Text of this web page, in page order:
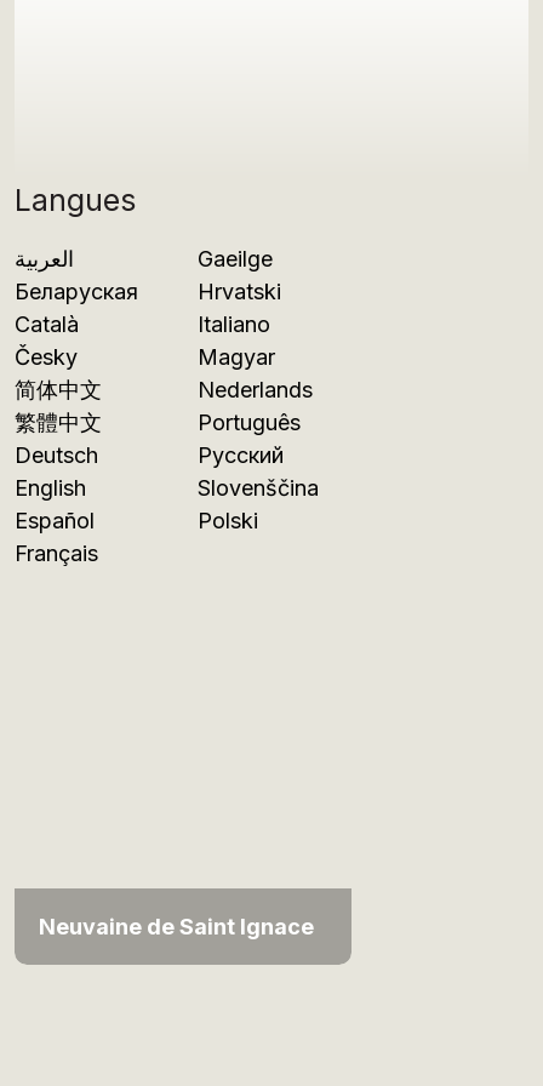
Langues
العربية
Беларуская
Català
Česky
简体中文
繁體中文
Deutsch
English
Español
Français
Gaeilge
Hrvatski
Italiano
Magyar
Nederlands
Português
Русский
Slovenščina
Polski
Neuvaine de Saint Ignace